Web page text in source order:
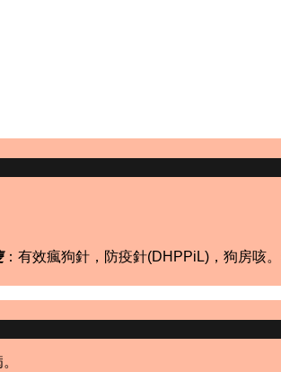
：有效瘋狗針，防疫針(DHPPiL)，狗房咳